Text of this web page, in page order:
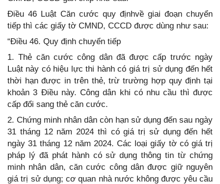
Điều 46 Luật Căn cước quy địnhvề giai đoạn chuyển
tiếp thì các giấy tờ CMND, CCCD được dùng như sau:
“Điều 46. Quy định chuyển tiếp
1. Thẻ căn cước công dân đã được cấp trước ngày
Luật này có hiệu lực thi hành có giá trị sử dụng đến hết
thời hạn được in trên thẻ, trừ trường hợp quy định tại
khoản 3 Điều này. Công dân khi có nhu cầu thì được
cấp đổi sang thẻ căn cước.
2. Chứng minh nhân dân còn hạn sử dụng đến sau ngày
31 tháng 12 năm 2024 thì có giá trị sử dụng đến hết
ngày 31 tháng 12 năm 2024. Các loại giấy tờ có giá trị
pháp lý đã phát hành có sử dụng thông tin từ chứng
minh nhân dân, căn cước công dân được giữ nguyên
giá trị sử dụng; cơ quan nhà nước không được yêu cầu